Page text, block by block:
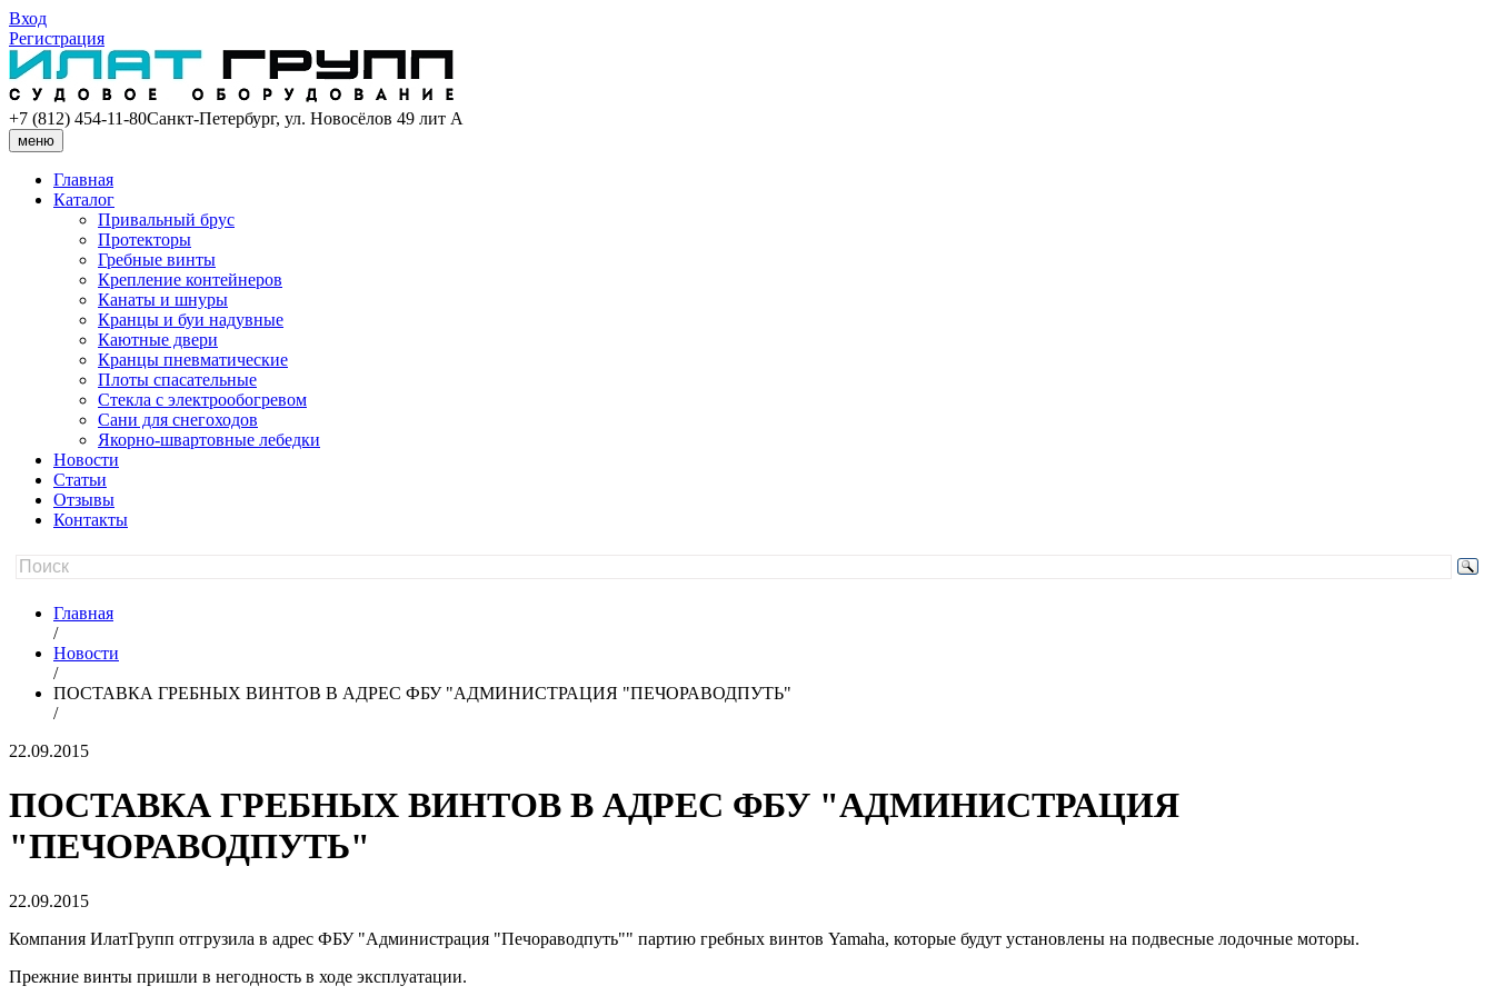
Вход
Регистрация
+7 (812) 454-11-80Санкт-Петербург, ул. Новосёлов 49 лит А
меню
Главная
Каталог
Привальный брус
Протекторы
Гребные винты
Крепление контейнеров
Канаты и шнуры
Кранцы и буи надувные
Каютные двери
Кранцы пневматические
Плоты спасательные
Стекла с электрообогревом
Сани для снегоходов
Якорно-швартовные лебедки
Новости
Статьи
Отзывы
Контакты
Главная
/
Новости
/
ПОСТАВКА ГРЕБНЫХ ВИНТОВ В АДРЕС ФБУ "АДМИНИСТРАЦИЯ "ПЕЧОРАВОДПУТЬ"
/
22.09.2015
ПОСТАВКА ГРЕБНЫХ ВИНТОВ В АДРЕС ФБУ "АДМИНИСТРАЦИЯ
"ПЕЧОРАВОДПУТЬ"
22.09.2015
Компания ИлатГрупп отгрузила в адрес ФБУ "Администрация "Печораводпуть"" партию гребных винтов Yamaha, которые будут установлены на подвесные лодочные моторы.
Прежние винты пришли в негодность в ходе эксплуатации.